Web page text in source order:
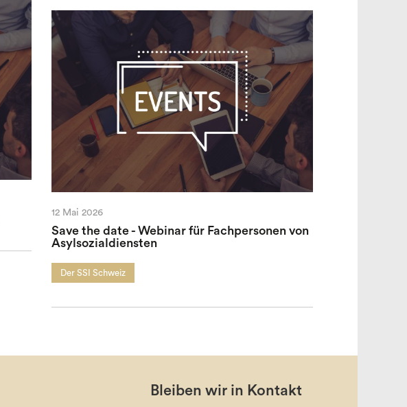
12 Mai 2026
Save the date - Webinar für Fachpersonen von
Asylsozialdiensten
Der SSI Schweiz
Bleiben wir in Kontakt